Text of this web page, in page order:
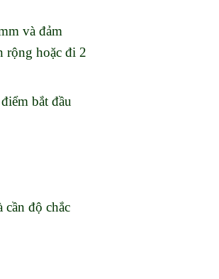
và đảm
rộng hoặc đi 2
bắt đầu
độ chắc